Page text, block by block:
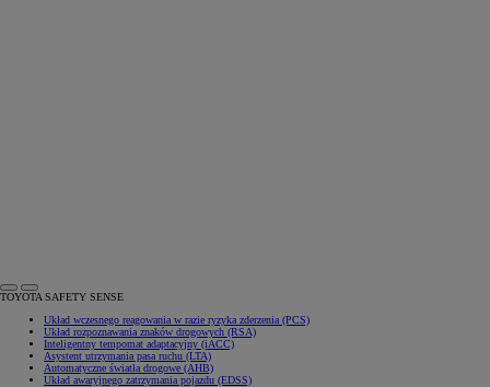
TOYOTA SAFETY SENSE
Układ wczesnego reagowania w razie ryzyka zderzenia (PCS)
Układ rozpoznawania znaków drogowych (RSA)
Inteligentny tempomat adaptacyjny (iACC)
Asystent utrzymania pasa ruchu (LTA)
Automatyczne światła drogowe (AHB)
Układ awaryjnego zatrzymania pojazdu (EDSS)